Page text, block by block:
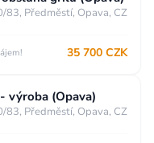
83, Předměstí, Opava, CZ
35 700 CZK
výroba (Opava)
83, Předměstí, Opava, CZ